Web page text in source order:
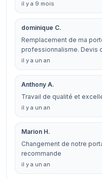
il y a 9 mois
dominique C.
Remplacement de ma
professionnalisme. Devis
il y a un an
Anthony A.
Travail de qualité et
il y a un an
Marion H.
Changement de notre
recommande
il y a un an